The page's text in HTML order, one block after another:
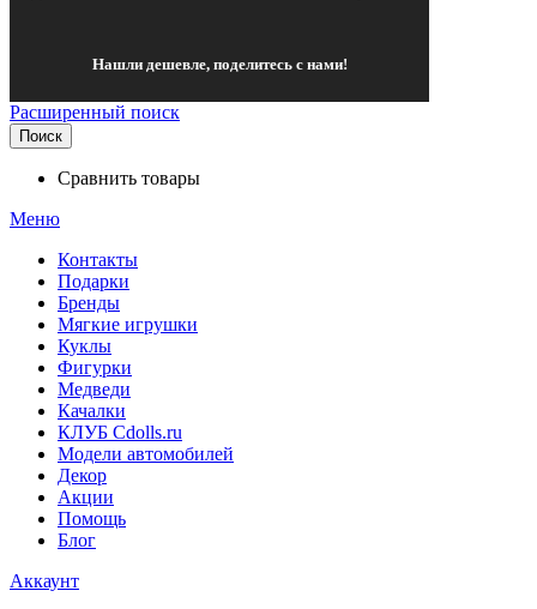
Нашли дешевле, поделитесь с нами!
Расширенный поиск
Поиск
Сравнить товары
Меню
Контакты
Подарки
Бренды
Мягкие игрушки
Куклы
Фигурки
Медведи
Качалки
КЛУБ Cdolls.ru
Модели автомобилей
Декор
Акции
Помощь
Блог
Аккаунт